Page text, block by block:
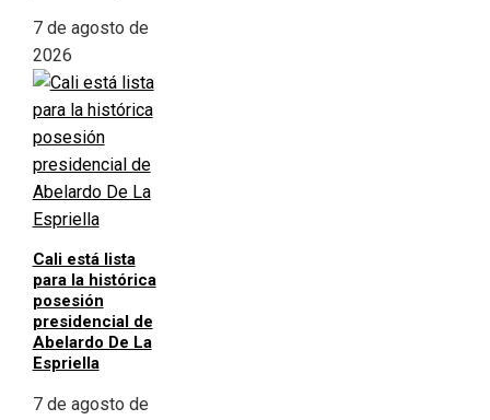
7 de agosto de
2026
Cali está lista
para la histórica
posesión
presidencial de
Abelardo De La
Espriella
7 de agosto de